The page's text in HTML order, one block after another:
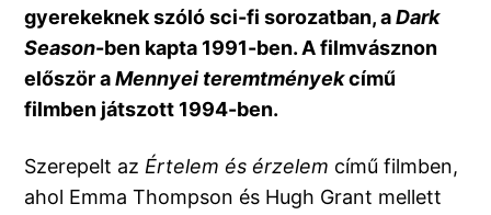
gyerekeknek szóló sci-fi sorozatban, a Dark
Season-ben kapta 1991-ben. A filmvásznon
először a Mennyei teremtmények című
filmben játszott 1994-ben.
Szerepelt az Értelem és érzelem című filmben,
ahol Emma Thompson és Hugh Grant mellett